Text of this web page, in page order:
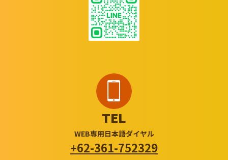
TEL
WEB専用日本語ダイヤル
+62-361-752329